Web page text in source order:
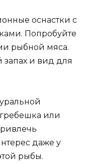
оснастки с
Попробуйте
рыбной мяса.
запах и вид для
или
даже у
рыбы.